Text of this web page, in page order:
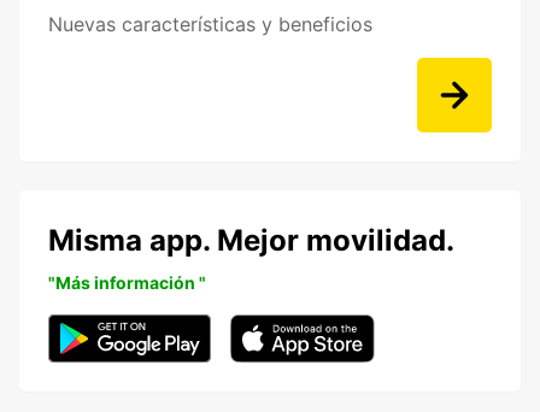
Nuevas características y beneficios
Misma app. Mejor movilidad.
"Más información "